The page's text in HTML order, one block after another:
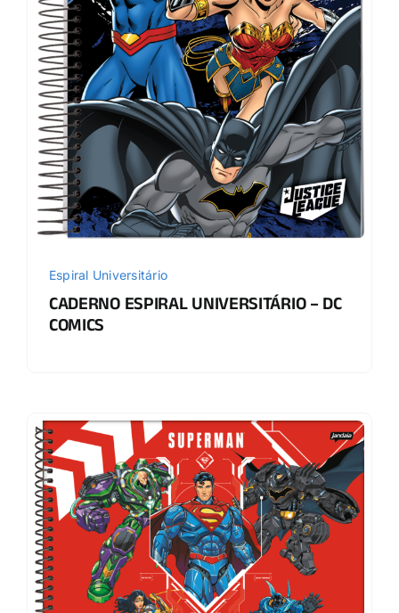
Espiral Universitário
CADERNO ESPIRAL UNIVERSITÁRIO – DC
COMICS